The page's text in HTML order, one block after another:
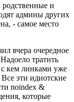
родственные и
админы других
- самое место
вчера очередное
тратить
с кем линками уже
эти идиотские
noindex &
которые